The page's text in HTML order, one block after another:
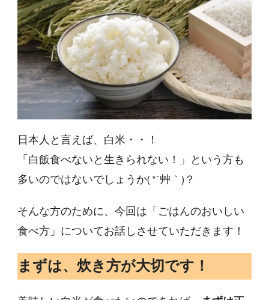
日本人と言えば、白米・・！
「白飯食べないと生きられない！」という方も
多いのではないでしょうか( *´艸｀)？
そんな方のために、今回は「ごはんのおいしい
食べ方」についてお話しさせていただきます！
まずは、炊き方が大切です！